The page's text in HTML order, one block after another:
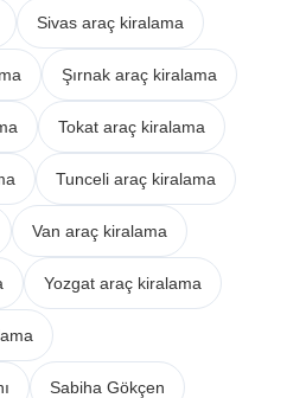
Sivas araç kiralama
Şırnak araç kiralama
Tokat araç kiralama
Tunceli araç kiralama
Van araç kiralama
Yozgat araç kiralama
Sabiha Gökçen